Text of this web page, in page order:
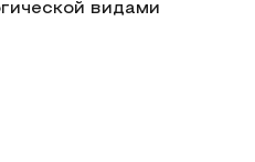
видами